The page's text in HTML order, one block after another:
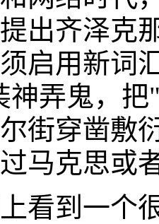
出齐泽克
启用新词
神弄鬼，
街穿凿敷
马克思或
看到一个